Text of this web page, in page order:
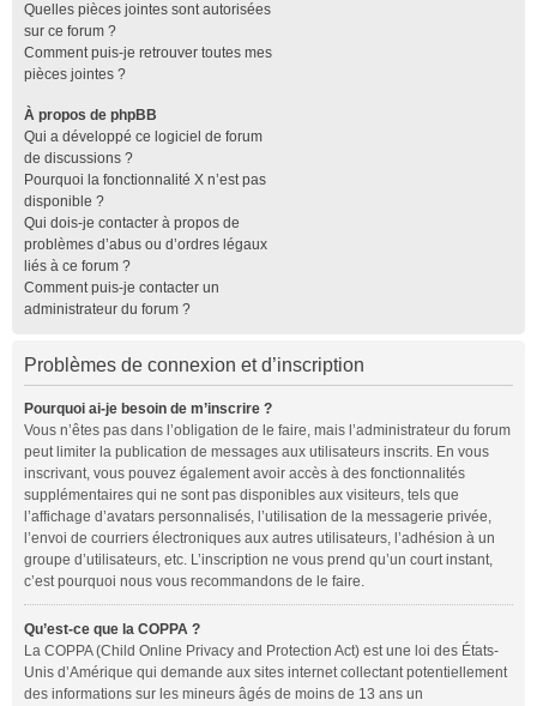
Quelles pièces jointes sont autorisées
sur ce forum ?
Comment puis-je retrouver toutes mes
pièces jointes ?
À propos de phpBB
Qui a développé ce logiciel de forum
de discussions ?
Pourquoi la fonctionnalité X n’est pas
disponible ?
Qui dois-je contacter à propos de
problèmes d’abus ou d’ordres légaux
liés à ce forum ?
Comment puis-je contacter un
administrateur du forum ?
Problèmes de connexion et d’inscription
Pourquoi ai-je besoin de m’inscrire ?
Vous n’êtes pas dans l’obligation de le faire, mais l’administrateur du forum
peut limiter la publication de messages aux utilisateurs inscrits. En vous
inscrivant, vous pouvez également avoir accès à des fonctionnalités
supplémentaires qui ne sont pas disponibles aux visiteurs, tels que
l’affichage d’avatars personnalisés, l’utilisation de la messagerie privée,
l’envoi de courriers électroniques aux autres utilisateurs, l’adhésion à un
groupe d’utilisateurs, etc. L’inscription ne vous prend qu’un court instant,
c’est pourquoi nous vous recommandons de le faire.
Qu’est-ce que la COPPA ?
La COPPA (Child Online Privacy and Protection Act) est une loi des États-
Unis d’Amérique qui demande aux sites internet collectant potentiellement
des informations sur les mineurs âgés de moins de 13 ans un